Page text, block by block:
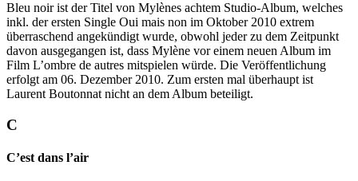
Bleu noir ist der Titel von Mylènes achtem Studio-Album, welches
inkl. der ersten Single Oui mais non im Oktober 2010 extrem
überraschend angekündigt wurde, obwohl jeder zu dem Zeitpunkt
davon ausgegangen ist, dass Mylène vor einem neuen Album im
Film L’ombre de autres mitspielen würde. Die Veröffentlichung
erfolgt am 06. Dezember 2010. Zum ersten mal überhaupt ist
Laurent Boutonnat nicht an dem Album beteiligt.
C
C’est dans l’air